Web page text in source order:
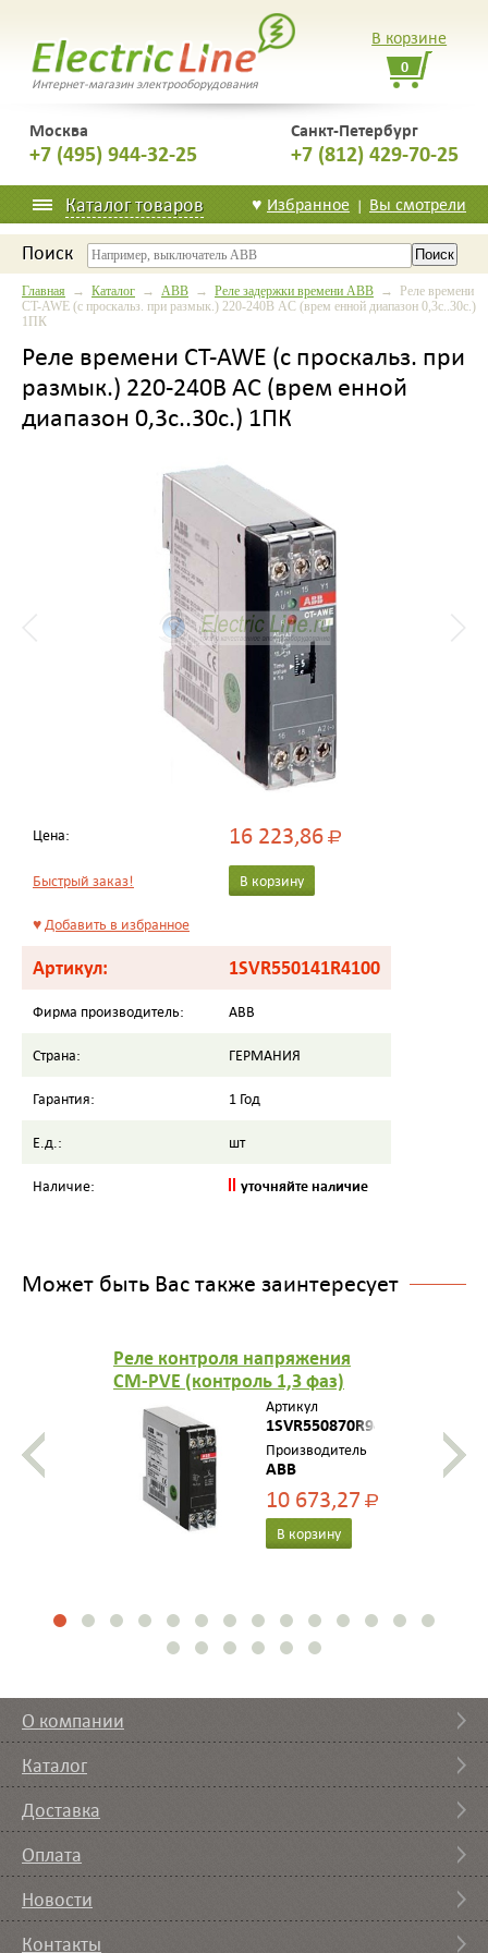
Интернет-магазин электрооборудования
Москва
+7 (495) 944-32-25
Санкт-Петербург
+7 (812) 429-70-25
В корзине
0
Каталог товаров ♥ Избранное | Вы смотрели
Поиск
Главная → Каталог → ABB → Реле задержки времени ABB → Реле времени
CT-AWE (с проскальз. при размык.) 220-240В AC (врем енной диапазон 0,3с..30с.)
1ПК
Реле времени CT-AWE (с проскальз. при
размык.) 220-240В AC (врем енной
диапазон 0,3с..30с.) 1ПК
Цена: 16 223,86Р
Быстрый заказ! В корзину
♥Добавить в избранное
Артикул: 1SVR550141R4100
Фирма производитель: ABB
Страна: ГЕРМАНИЯ
Гарантия: 1 Год
Е.д.: шт
Наличие: уточняйте наличие
Может быть Вас также заинтересует
Реле контроля напряжения
CM-PVE (контроль 1,3 фаз)
(контроль Umin/max с
нейтралью L-N 185..265В AC )
1НО контакт 1SVR550870R9400
Артикул
1SVR550870R9400
Производитель
ABB
10 673,27Р
В корзину
О компании
Каталог
Доставка
Оплата
Новости
Контакты